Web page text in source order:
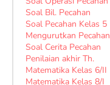
Soal Bil. Pecahan
Soal Pecahan Kelas 5
Mengurutkan Pecahan
Soal Cerita Pecahan
Penilaian akhir Th.
Matematika Kelas 6/II
Matematika Kelas 8/I